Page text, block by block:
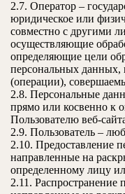
2.7. Оператор –
юридическое или
совместно с другими
осуществляющие
определяющие цели
персональных данных,
(операции),
2.8. Персональные
прямо или косвенно к
Пользователю веб-
2.9. Пользователь –
2.10. Предоставление
направленные на
определенному лицу
2.11.